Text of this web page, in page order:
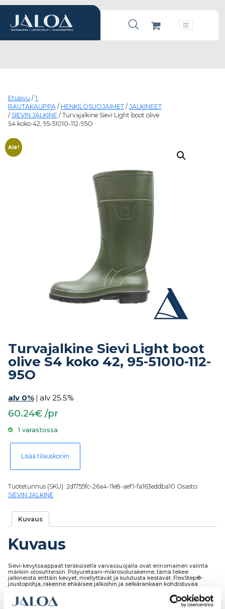
Products search
Päävalikko
Etusivu / 1.
RAUTAKAUPPA/ HENKILÖSUOJAIMET/ JALKINEET
/ SIEVIN JALKINE / Turvajalkine Sievi Light boot olive
S4 koko 42, 95-51010-112-95O
Ale!
Turvajalkine Sievi Light boot
olive S4 koko 42, 95-51010-112-
95O
alv 0% | alv 25.5%
60.24€ /pr
1 varastossa
Turvajalkine Sievi Light boot olive S4 koko 42, 95-51010-112-95O määrä
Lisää tilauskoriin
Tuotetunnus (SKU): 2d1755fc-26a4-11e8-aef1-fa163eddba10 Osasto:
SIEVIN JALKINE
Kuvaus
Kuvaus
Sievi-kevytsaappaat teräksisellä varvassuojalla ovat erinomainen valinta
märkiin olosuhteisiin. Polyuretaani-mikrosolurakenne, tämä tekee
jalkineista erittäin kevyet, miellyttävät ja kulutusta kestävät. FlexStep®-
joustopohja, rakenne ehkäisee jalkoihin ja selkärankaan kohdistuvaa
Antistaattinen ja ESD-hyväksytty.